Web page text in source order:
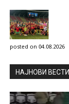
posted on 04.08.2026
НAЈНОВИ ВЕСТИ